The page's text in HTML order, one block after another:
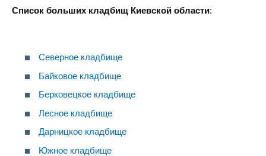
Список больших кладбищ Киевской области:
Северное кладбище
Байковое кладбище
Берковецкое кладбище
Лесное кладбище
Дарницкое кладбище
Южное кладбище